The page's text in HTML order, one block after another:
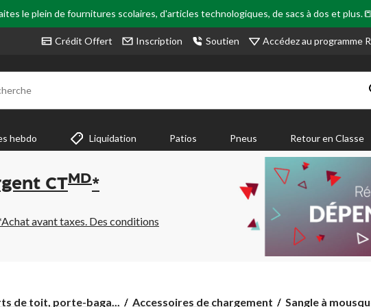
le plein de fournitures scolaires, d'articles technologiques, de sacs à dos et
Crédit Offert Inscription Soutien Accédez au programme
hebdo Liquidation Patios Pneus Retour en Classe
CT MD*
avant taxes. Des conditions
de toit, porte-baga... Accessoires de chargement
Sangle
Sangle à